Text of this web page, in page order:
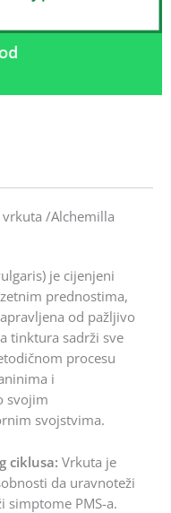
/Alchemilla
je cijenjeni
prednostima,
od pažljivo
tinktura sadrži sve
procesu
i
svojim
svojstvima.
ciklusa: Vrkuta je
da uravnoteži
simptome PMS-a.